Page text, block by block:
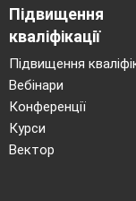
нову цікаву
вільний час.
Метою
До
Підвищення
кваліфікації
Підвищення
Вебінари
Конференції
Курси
Вектор